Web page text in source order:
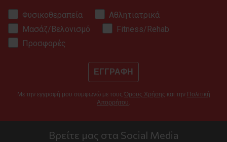
Φυσικοθεραπεία
Αθλητιατρικά
Μασάζ/Βελονισμό
Fitness/Rehab
Προσφορές
ΕΓΓΡΑΦΗ
Με την εγγραφή μου συμφωνώ με τους Όρους Χρήσης και την Πολιτική
Απορρήτου.
Βρείτε μας στα Social Media